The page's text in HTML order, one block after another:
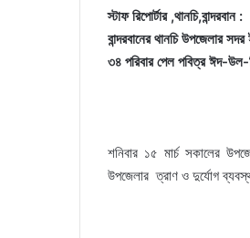
স্টাফ রিপোর্টার ,থানচি,বান্দরবান :
বান্দরবানের থানচি উপজেলার
৩৪ পরিবার পেল পবিত্র ঈদ-
শনিবার ১৫ মার্চ সকালের
উপজেলার ত্রাণ ও দুর্যোগ